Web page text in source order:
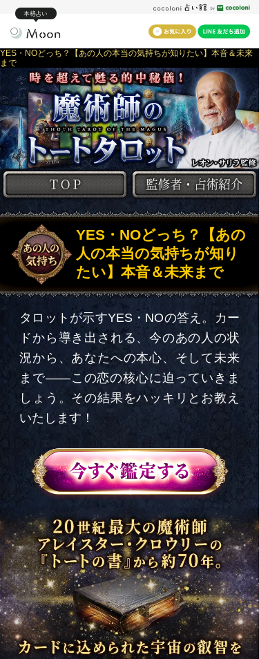
本格占い
YES・NOどっち？【あの人の本当の気持ちが知りたい】本音＆未来
まで
YES・NOどっち？【あの
人の本当の気持ちが知り
たい】本音＆未来まで
タロットが示すYES・NOの答え。カー
ドから導き出される、今のあの人の状
況から、あなたへの本心、そして未来
まで――この恋の核心に迫っていきま
しょう。その結果をハッキリとお教え
いたします！